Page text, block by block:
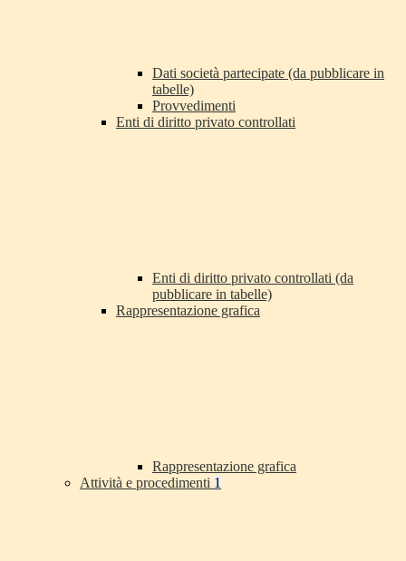
Dati società partecipate (da pubblicare in
tabelle)
Provvedimenti
Enti di diritto privato controllati
Enti di diritto privato controllati (da
pubblicare in tabelle)
Rappresentazione grafica
Rappresentazione grafica
Attività e procedimenti 1